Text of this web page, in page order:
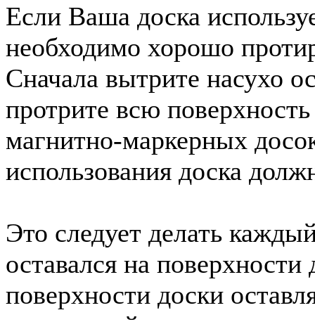
Если Ваша доска
необходимо хорошо
Сначала вытрите насухо
протрите всю
магнитно-маркерных
использования доска
Это следует делать
оставался на
поверхности доски